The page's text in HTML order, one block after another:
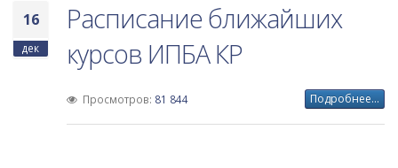
16
дек
Расписание ближайших
курсов ИПБА КР
Просмотров: 81 844 Подробнее...